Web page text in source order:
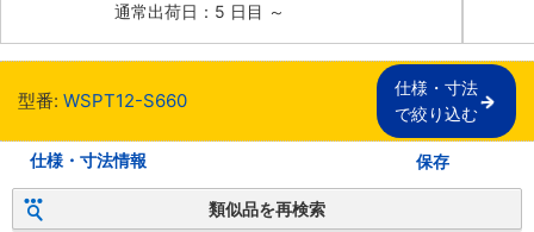
通常出荷日：5 日目 ～
型番: WSPT12-S660
仕様・寸法
で絞り込む
仕様・寸法情報 保存
類似品を再検索